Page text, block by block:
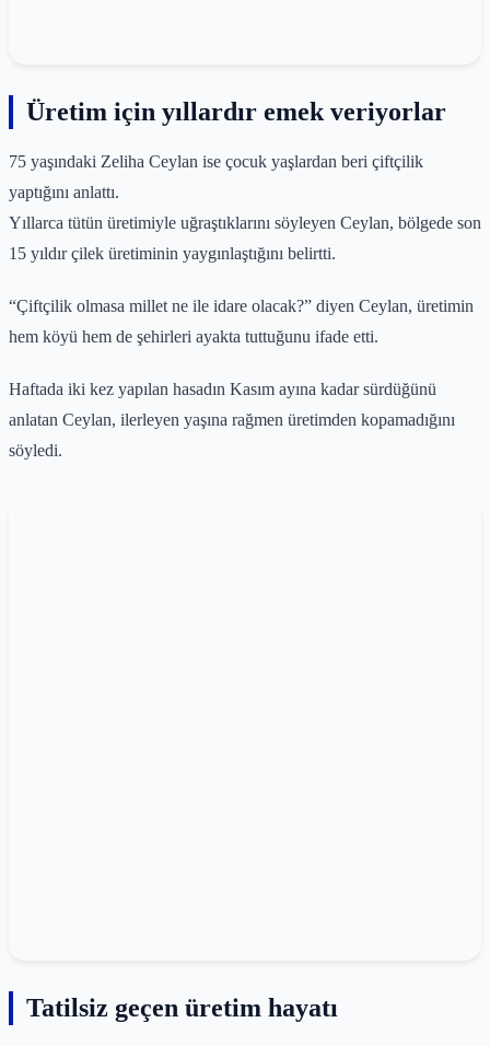
Üretim için yıllardır emek veriyorlar
75 yaşındaki Zeliha Ceylan ise çocuk yaşlardan beri çiftçilik
yaptığını anlattı.
Yıllarca tütün üretimiyle uğraştıklarını söyleyen Ceylan, bölgede son
15 yıldır çilek üretiminin yaygınlaştığını belirtti.
“Çiftçilik olmasa millet ne ile idare olacak?” diyen Ceylan, üretimin
hem köyü hem de şehirleri ayakta tuttuğunu ifade etti.
Haftada iki kez yapılan hasadın Kasım ayına kadar sürdüğünü
anlatan Ceylan, ilerleyen yaşına rağmen üretimden kopamadığını
söyledi.
Tatilsiz geçen üretim hayatı